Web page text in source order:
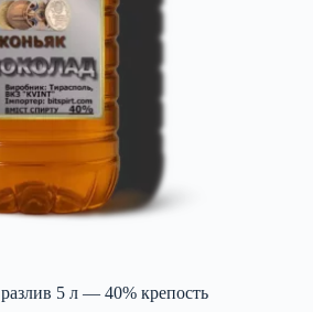
5 л — 40% крепость